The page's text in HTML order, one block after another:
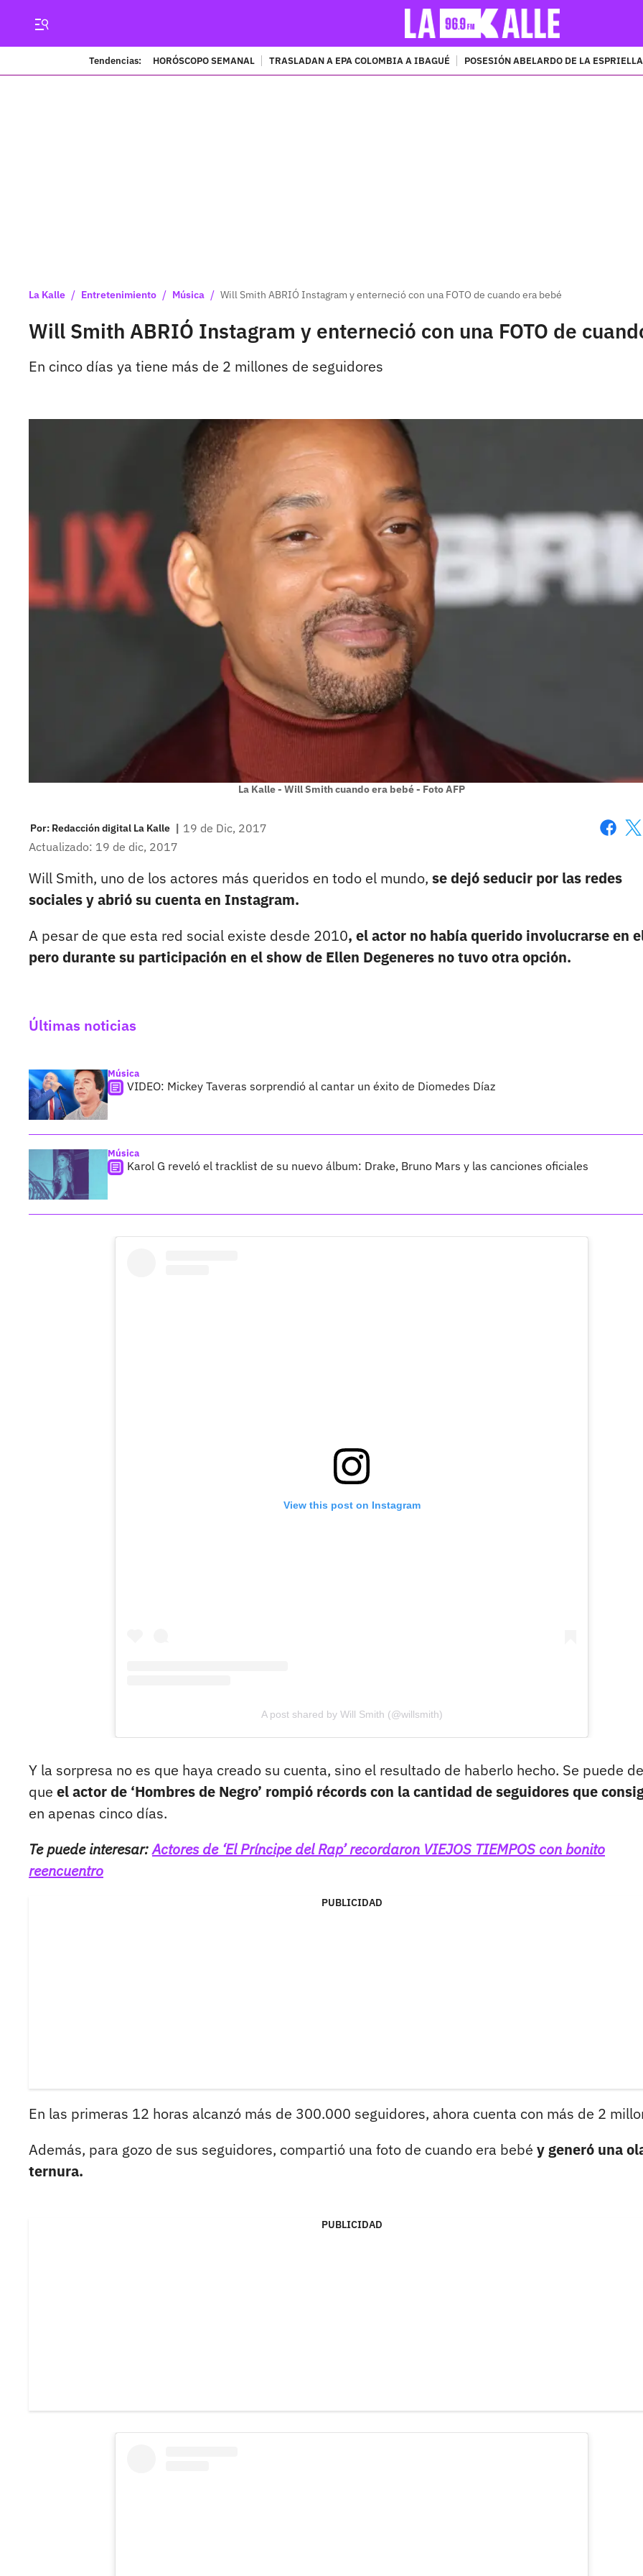
Tendencias: HORÓSCOPO SEMANAL TRASLADAN A EPA COLOMBIA A IBAGUÉ POSESIÓN ABELARDO DE LA ESPRIELLA
La Kalle / Entretenimiento / Música / Will Smith ABRIÓ Instagram y enterneció con una FOTO de cuando era bebé
Will Smith ABRIÓ Instagram y enterneció con una FOTO de
En cinco días ya tiene más de 2 millones de seguidores
La Kalle - Will Smith cuando era bebé - Foto AFP
Por: Redacción digital La Kalle | 19 de Dic, 2017
Actualizado: 19 de dic, 2017
Will Smith, uno de los actores más queridos en todo el mundo, se dejó seducir por las redes
sociales y abrió su cuenta en Instagram.
A pesar de que esta red social existe desde 2010, el actor no había querido involucrarse en
pero durante su participación en el show de Ellen Degeneres no tuvo otra opción.
Últimas noticias
Música
VIDEO: Mickey Taveras sorprendió al cantar un éxito de Diomedes Díaz
Música
Karol G reveló el tracklist de su nuevo álbum: Drake, Bruno Mars y las canciones oficiales
View this post on Instagram
A post shared by Will Smith (@willsmith)
Y la sorpresa no es que haya creado su cuenta, sino el resultado de haberlo hecho. Se puede
que el actor de ‘Hombres de Negro’ rompió récords con la cantidad de seguidores que
en apenas cinco días.
Te puede interesar:Actores de ‘El Príncipe del Rap’ recordaron VIEJOS TIEMPOS con bonito
reencuentro
PUBLICIDAD
En las primeras 12 horas alcanzó más de 300.000 seguidores, ahora cuenta con más de 2
Además, para gozo de sus seguidores, compartió una foto de cuando era bebé y generó una
ternura.
PUBLICIDAD